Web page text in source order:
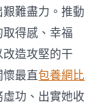
難盡力。推動
得感、幸福
造攻堅的干
懷最直包養網比
功、出實她收